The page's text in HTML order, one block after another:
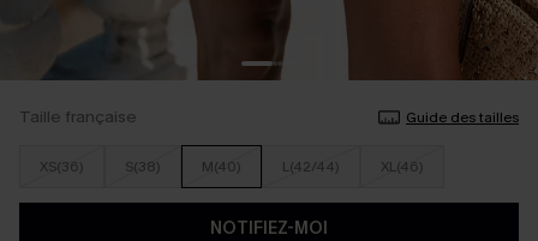
Taille française Guide des tailles
XS(36) S(38) M(40) L(42/44) XL(46)
NOTIFIEZ-MOI